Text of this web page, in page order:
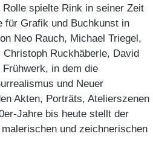
spielte Rink in seiner Zeit
für Grafik und Buchkunst in
Neo Rauch, Michael Triegel,
Ruckhäberle, David
in dem die
und Neuer
Akten, Porträts, Atelierszenen
Jahre bis heute stellt der
und zeichnerischen